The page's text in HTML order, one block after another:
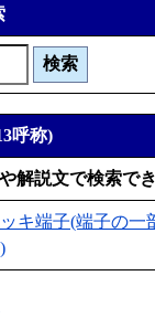
呼称)
解説文で検索で
キ端子(端子の一